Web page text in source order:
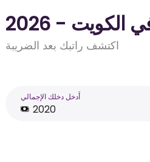
اكتشف راتبك بعد الضريبة
أَدخل دخلك الإجمالي